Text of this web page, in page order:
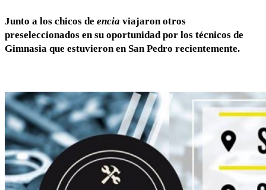
Junto a los chicos de encia viajaron otros
preseleccionados en su oportunidad por los técnicos de
Gimnasia que estuvieron en San Pedro recientemente.